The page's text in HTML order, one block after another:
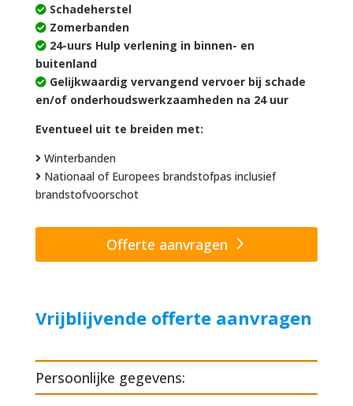
Schadeherstel
Zomerbanden
24-uurs Hulp verlening in binnen- en
buitenland
Gelijkwaardig vervangend vervoer bij schade
en/of onderhoudswerkzaamheden na 24 uur
Eventueel uit te breiden met:
Winterbanden
Nationaal of Europees brandstofpas inclusief
brandstofvoorschot
Offerte aanvragen
Vrijblijvende offerte aanvragen
Persoonlijke gegevens: